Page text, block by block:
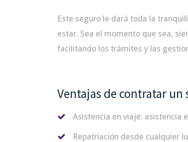
Este seguro le dará toda la
estar. Sea el momento que sea,
facilitando los trámites y las
Ventajas de contratar un
Asistencia en viaje: asistencia
Repatriación desde cualquier